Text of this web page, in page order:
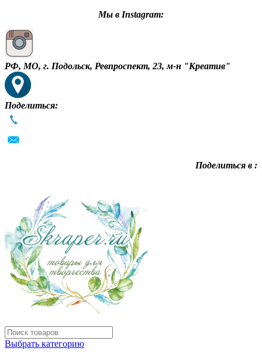
Мы в Instagram:
РФ, МО, г. Подольск, Ревпроспект, 23, м-н "Креатив"
Поделиться:
Поделиться в :
Выбрать категорию